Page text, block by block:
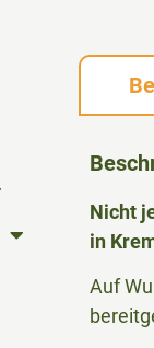
Nicht
in
Auf